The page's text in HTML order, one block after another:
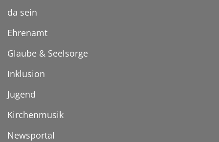
da sein
Ehrenamt
Glaube & Seelsorge
Inklusion
Jugend
Kirchenmusik
Newsportal